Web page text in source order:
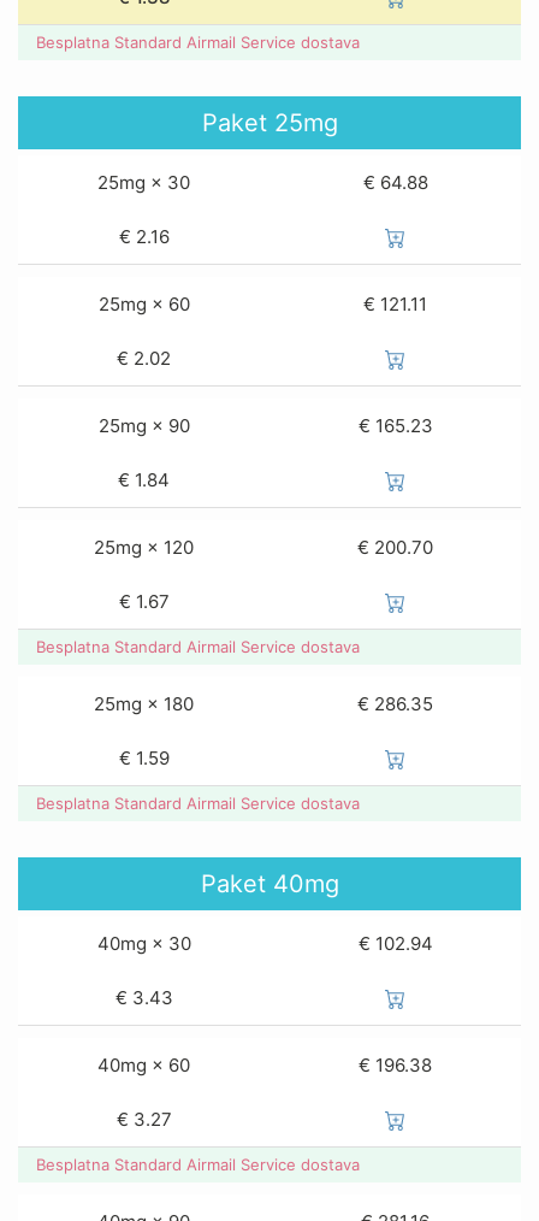
Besplatna Standard Airmail Service dostava
Paket25mg
25mg × 30 € 64.88
€ 2.16
25mg × 60 € 121.11
€ 2.02
25mg × 90 € 165.23
€ 1.84
25mg × 120 € 200.70
€ 1.67
Besplatna Standard Airmail Service dostava
25mg × 180 € 286.35
€ 1.59
Besplatna Standard Airmail Service dostava
Paket40mg
40mg × 30 € 102.94
€ 3.43
40mg × 60 € 196.38
€ 3.27
Besplatna Standard Airmail Service dostava